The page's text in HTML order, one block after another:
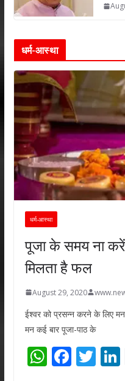
धर्म-आस्था
धर्म-आस्था
पूजा के समय ना करें
मिलता है फल
August 29, 2020
ईश्वर को प्रसन्न करने के लिए मन
मन कई बार पूजा-पाठ के
W F T